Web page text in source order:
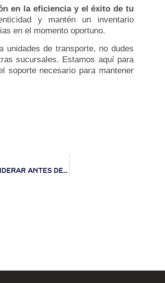
en la eficiencia y el éxito de tu
y mantén un inventario
en el momento oportuno.
unidades de transporte, no dudes
sucursales. Estamos aquí para
soporte necesario para mantener
¿Vas a comprar un camión? Esto es lo que debes considerar antes de tomar la decisión